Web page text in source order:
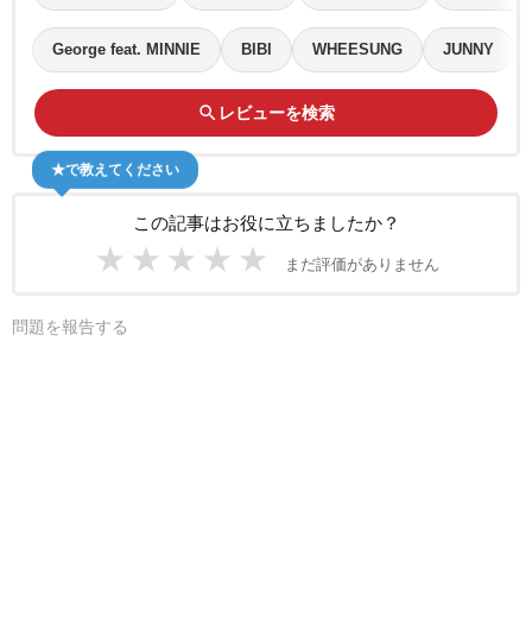
George feat. MINNIE BIBI WHEESUNG JUNNY
search レビューを検索
この記事はお役に立ちましたか？
★ ★ ★ ★ ★ まだ評価がありません
★で教えてください
問題を報告する